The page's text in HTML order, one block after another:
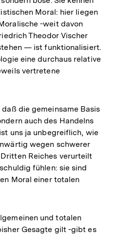
Moral: hier liegen
-weit davon
Theodor Vischer
— ist funktionalisiert.
eine durchaus relative
vertretene
die gemeinsame Basis
auch des Handelns
uns ja unbegreiflich, wie
wegen schwerer
Reiches verurteilt
fühlen: sie sind
Moral einer totalen
und totalen
Gesagte gilt -gibt es